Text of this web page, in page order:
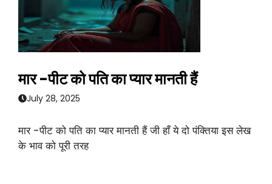
मार -पीट को पति का प्यार मानती हैं
July 28, 2025
मार -पीट को पति का प्यार मानती हैं जी हाँ ये दो पंक्तिया इस लेख
के भाव को पूरी तरह